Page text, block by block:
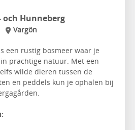
och Hunneberg
Vargön
een rustig bosmeer waar je
prachtige natuur. Met een
wilde dieren tussen de
en peddels kun je ophalen bij